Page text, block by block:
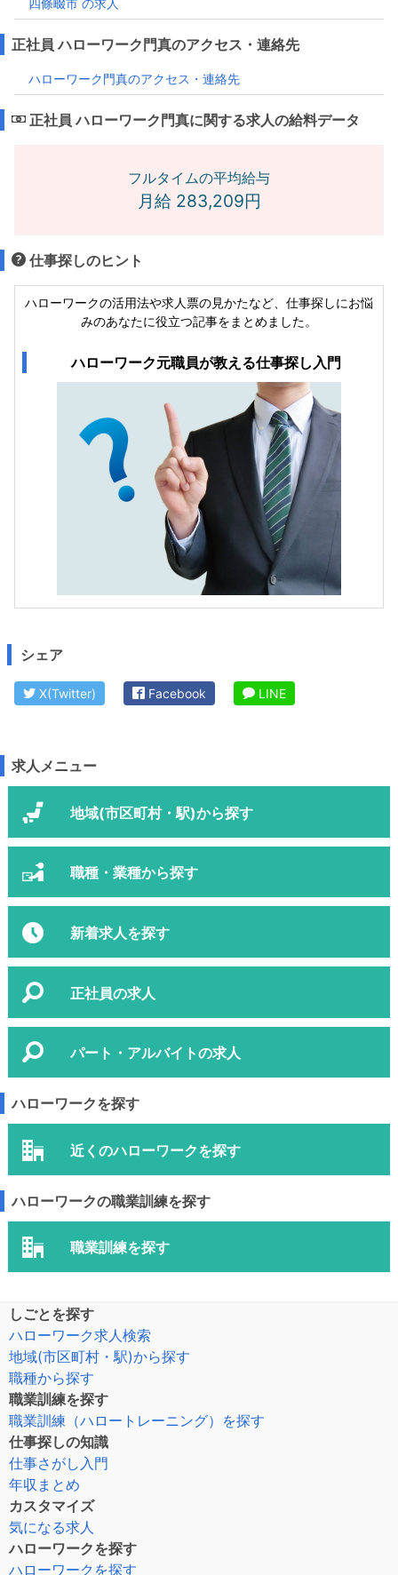
正社員 ハローワーク門真のアクセス・連絡先
ハローワーク門真のアクセス・連絡先
正社員 ハローワーク門真に関する求人の給料データ
フルタイムの平均給与
月給 283,209円
仕事探しのヒント
ハローワークの活用法や求人票の見かたなど、仕事探しにお悩
みのあなたに役立つ記事をまとめました。
ハローワーク元職員が教える仕事探し入門
シェア
X(Twitter) Facebook LINE
求人メニュー
地域(市区町村・駅)から探す
職種・業種から探す
新着求人を探す
正社員の求人
パート・アルバイトの求人
ハローワークを探す
近くのハローワークを探す
ハローワークの職業訓練を探す
職業訓練を探す
しごとを探す
ハローワーク求人検索
地域(市区町村・駅)から探す
職種から探す
職業訓練を探す
職業訓練（ハロートレーニング）を探す
仕事探しの知識
仕事さがし入門
年収まとめ
カスタマイズ
気になる求人
ハローワークを探す
ハローワークを探す